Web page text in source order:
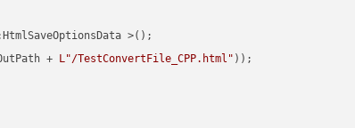
>();
+ L"/TestConvertFile_CPP.html"